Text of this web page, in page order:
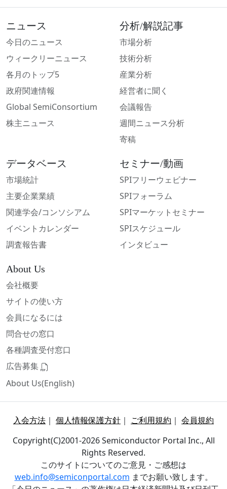
ニュース
今日のニュース
ウィークリーニュース
各月のトップ5
政府関連情報
Global SemiConsortium
株主ニュース
分析/解説記事
市場分析
技術分析
産業分析
経営者に聞く
会議報告
週間ニュース分析
寄稿
データベース
市場統計
主要企業業績
関連学会/コンソシアム
イベントカレンダー
調査報告書
セミナー/動画
SPIフリーウェビナー
SPIフォーラム
SPIマーケットセミナー
SPIスケジュール
インタビュー
About Us
会社概要
サイトの使い方
会員になるには
問合せの窓口
各種調査受付窓口
広告募集
About Us(English)
入会方法 ｜ 個人情報保護方針 ｜ ご利用規約 ｜ 会員規約
Copyright(C)2001-2026 Semiconductor Portal Inc., All
Rights Reserved.
このサイトについてのご意見・ご感想は
web.info@semiconportal.com までお願い致します。